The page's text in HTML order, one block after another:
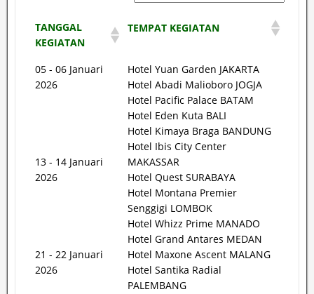
TANGGAL
KEGIATAN
TEMPAT KEGIATAN
05 - 06 Januari
2026
13 - 14 Januari
2026
21 - 22 Januari
2026
Hotel Yuan Garden JAKARTA
Hotel Abadi Malioboro JOGJA
Hotel Pacific Palace BATAM
Hotel Eden Kuta BALI
Hotel Kimaya Braga BANDUNG
Hotel Ibis City Center
MAKASSAR
Hotel Quest SURABAYA
Hotel Montana Premier
Senggigi LOMBOK
Hotel Whizz Prime MANADO
Hotel Grand Antares MEDAN
Hotel Maxone Ascent MALANG
Hotel Santika Radial
PALEMBANG